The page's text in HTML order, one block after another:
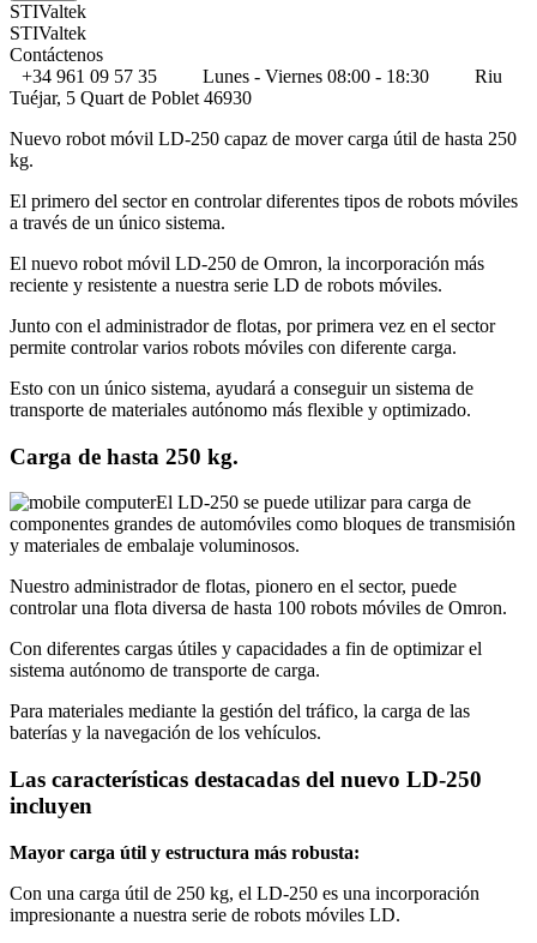
STIValtek
STIValtek
Contáctenos
+34 961 09 57 35
Lunes - Viernes 08:00 - 18:30
Riu
Tuéjar, 5 Quart de Poblet 46930
Nuevo robot móvil LD-250 capaz de mover carga útil de hasta 250
kg.
El primero del sector en controlar diferentes tipos de robots móviles
a través de un único sistema.
El nuevo robot móvil LD-250 de Omron, la incorporación más
reciente y resistente a nuestra serie LD de robots móviles.
Junto con el administrador de flotas, por primera vez en el sector
permite controlar varios robots móviles con diferente carga.
Esto con un único sistema, ayudará a conseguir un sistema de
transporte de materiales autónomo más flexible y optimizado.
Carga de hasta 250 kg.
El LD-250 se puede utilizar para carga de
componentes grandes de automóviles como bloques de transmisión
y materiales de embalaje voluminosos.
Nuestro administrador de flotas, pionero en el sector, puede
controlar una flota diversa de hasta 100 robots móviles de Omron.
Con diferentes cargas útiles y capacidades a fin de optimizar el
sistema autónomo de transporte de carga.
Para materiales mediante la gestión del tráfico, la carga de las
baterías y la navegación de los vehículos.
Las características destacadas del nuevo LD-250
incluyen
Mayor carga útil y estructura más robusta:
Con una carga útil de 250 kg, el LD-250 es una incorporación
impresionante a nuestra serie de robots móviles LD.